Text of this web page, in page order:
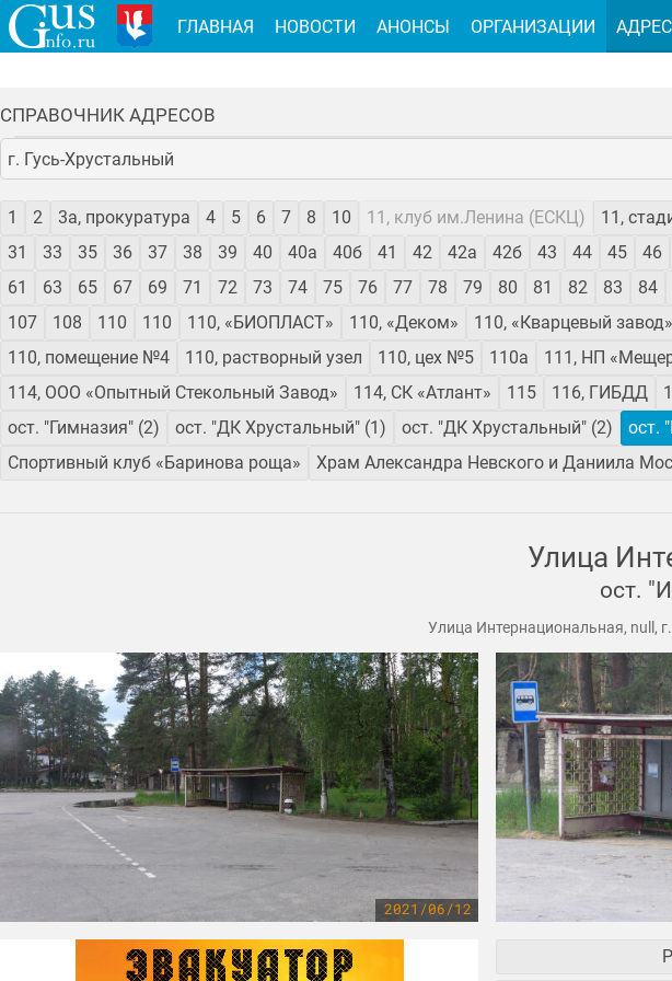
СПРАВОЧНИК АДРЕСОВ
г. Гусь-Хрустальный
1 2 3а, прокуратура 4 5 6 7 8 10 11, клуб им.Ленина (ЕСКЦ) 11,
31
33 35 36 37 38 39 40 40а 40б 41 42 42а 42б 43 44 45 46
61
63 65 67 69 71 72 73 74 75 76 77 78 79 80 81 82 83 84
107
108 110 110 110, «БИОПЛАСТ» 110, «Деком» 110, «Кварцевый завод»
110, помещение №4
110, растворный узел 110, цех №5 110а 111, НП
114, ООО «Опытный Стекольный Завод»
114, СК «Атлант» 115 116, ГИБДД
ост. "Гимназия" (2)
ост. "ДК Хрустальный" (1) ост. "ДК Хрустальный" (2) ост.
Спортивный клуб «Баринова роща»
Храм Александра Невского и Даниила
Улица
ост.
Улица Интернациональная, null,
2021/06/12
ГЛАВНАЯ НОВОСТИ АНОНСЫ ОРГАНИЗАЦИИ